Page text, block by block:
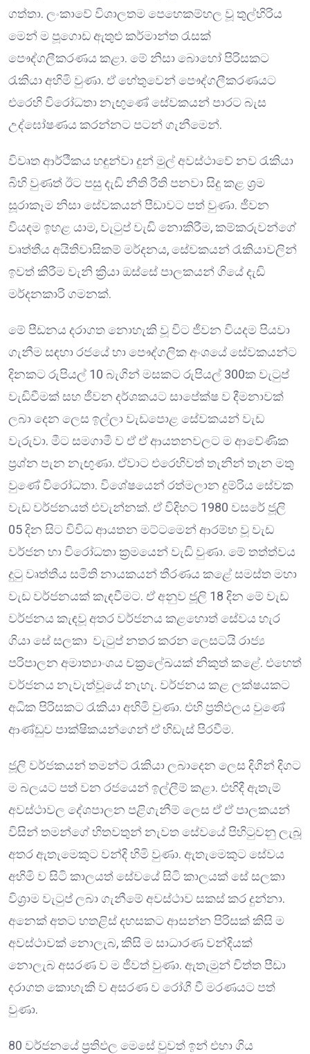
ගත්තා. ලංකාවේ විශාලතම පෙහෙකම්හල වූ තුල්හිරිය
මෙන් ම පූගොඩ ඇතුළු කර්මාන්ත රැසක්
පෞද්ගලීකරණය කළා. මේ නිසා බොහෝ පිරිසකට
රැකියා අහිමි වුණා. ඒ හේතුවෙන් පෞද්ගලීකරණයට
එරෙහි විරෝධතා නැඟුණේ සේවකයන් පාරට බැස
උද්ඝෝෂණය කරන්නට පටන් ගැනීමෙන්.
විවෘත ආර්ථීකය හඳුන්වා දුන් මුල් අවස්ථාවේ නව රැකියා
බිහි වුණත් ඊට පසු දැඩි නීති රීති පනවා සිදු කළ ශ්‍රම
සූරාකෑම නිසා සේවකයන් පීඩාවට පත් වුණා. ජීවන
වියදම ඉහළ යාම, වැටුප් වැඩි නොකිරීම, කම්කරුවන්ගේ
වෘත්තීය අයිතිවාසිකම් මර්දනය, සේවකයන් රැකියාවලින්
ඉවත් කිරීම වැනි ක්‍රියා ඔස්සේ පාලකයන් ගියේ දැඩි
මර්දනකාරි ගමනක්.
මේ පීඩනය දරාගත නොහැකි වූ විට ජීවන වියදම පියවා
ගැනීම සඳහා රජයේ හා පෞද්ගලික අංශයේ සේවකයන්ට
දිනකට රුපියල් 10 බැගින් මසකට රුපියල් 300ක වැටුප්
වැඩිවීමක් සහ ජීවන දර්ශකයට සාපේක්ෂ ව දීමනාවක්
ලබා දෙන ලෙස ඉල්ලා වැඩපොළ සේවකයන් වැඩ
වැරුවා. මීට සමගාමී ව ඒ ඒ ආයතනවලට ම ආවේණික
ප්‍රශ්න පැන නැඟුණා. ඒවාට එරෙහිවත් තැනින් තැන මතු
වුණේ විරෝධතා. විශේෂයෙන් රත්මලාන දුම්රිය සේවක
වැඩ වර්ජනයත් එවැන්නක්. ඒ විදිහට 1980 වසරේ ජූලි
05 දින සිට විවිධ ආයතන මට්ටමෙන් ආරම්භ වූ වැඩ
වර්ජන හා විරෝධතා ක්‍රමයෙන් වැඩි වුණා. මේ තත්ත්වය
දුටු වෘත්තීය සමිති නායකයන් තීරණය කළේ සමස්ත මහා
වැඩ වර්ජනයක් කැඳවීමට. ඒ අනුව ජූලි 18 දින මේ වැඩ
වර්ජනය කැඳවූ අතර වර්ජනය කළහොත් සේවය හැර
ගියා සේ සලකා වැටුප් නතර කරන ලෙසටයි රාජ්‍ය
පරිපාලන අමාත්‍යාංශය චක්‍රලේඛයක් නිකුත් කළේ. එහෙත්
වර්ජනය නැවැත්වූයේ නැහැ. වර්ජනය කළ ලක්ෂයකට
අධික පිරිසකට රැකියා අහිමි වුණා. එහි ප්‍රතිඵලය වුණේ
ආණ්ඩුව පාක්ෂිකයන්ගෙන් ඒ හිඩැස් පිරවීම.
ජූලි වර්ජකයන් තමන්ට රැකියා ලබාදෙන ලෙස දිගින් දිගට
ම බලයට පත් වන රජයෙන් ඉල්ලීම් කළා. එහිදී ඇතැම්
අවස්ථාවල දේශපාලන පළිගැනීම් ලෙස ඒ ඒ පාලකයන්
විසින් තමන්ගේ හිතවතුන් නැවත සේවයේ පිහිටුවනු ලැබූ
අතර ඇතැමෙකුට වන්දි හිමි වුණා. ඇතැමෙකුට සේවය
අහිමි ව සිටි කාලයත් සේවයේ සිටි කාලයක් සේ සලකා
විශ්‍රාම වැටුප් ලබා ගැනීමේ අවස්ථාව සකස් කර දුන්නා.
අනෙක් අතට හතළිස් දහසකට ආසන්න පිරිසක් කිසි ම
අවස්ථාවක් නොලැබ, කිසි ම සාධාරණ වන්දියක්
නොලැබ අසරණ ව ම ජීවත් වුණා. ඇතැමුන් චිත්ත පීඩා
දරාගත කොහැකි ව අසරණ ව රෝගී වී මරණයට පත්
වුණා.
80 වර්ජනයේ ප්‍රතිඵල මෙසේ වුවත් ඉන් එහා ගිය